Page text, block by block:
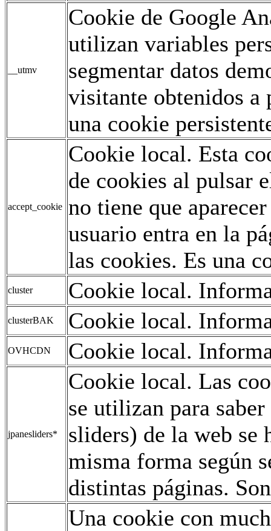
__utmv
Cookie de Google
utilizan variables
segmentar datos
visitante obtenidos a
una cookie
accept_cookie
Cookie local. Esta
de cookies al pulsar
no tiene que
usuario entra en la
las cookies. Es una
cluster Cookie local.
clusterBAK Cookie local.
OVHCDN Cookie local.
jpanesliders*
Cookie local. Las
se utilizan para
sliders) de la web se
misma forma según
distintas páginas.
Una cookie con